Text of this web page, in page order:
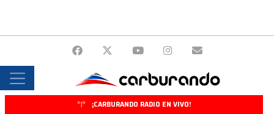
¡CARBURANDO RADIO EN VIVO!